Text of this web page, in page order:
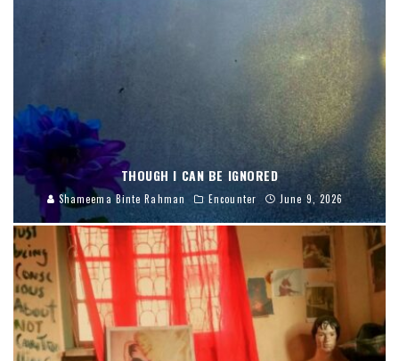
THOUGH I CAN BE IGNORED
Shameema Binte Rahman Encounter June 9, 2026